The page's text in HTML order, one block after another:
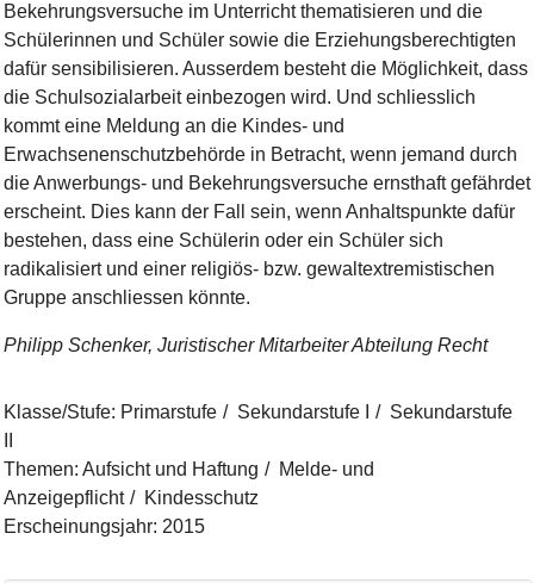
Bekehrungsversuche im Unterricht thematisieren und die
Schülerinnen und Schüler sowie die Erziehungsberechtigten
dafür sensibilisieren. Ausserdem besteht die Möglichkeit, dass
die Schulsozialarbeit einbezogen wird. Und schliesslich
kommt eine Meldung an die Kindes- und
Erwachsenenschutzbehörde in Betracht, wenn jemand durch
die Anwerbungs- und Bekehrungsversuche ernsthaft gefährdet
erscheint. Dies kann der Fall sein, wenn Anhaltspunkte dafür
bestehen, dass eine Schülerin oder ein Schüler sich
radikalisiert und einer religiös- bzw. gewaltextremistischen
Gruppe anschliessen könnte.
Philipp Schenker, Juristischer Mitarbeiter Abteilung Recht
Klasse/Stufe: Primarstufe Sekundarstufe I
Sekundarstufe
Themen: Aufsicht und Haftung
Melde- und
Anzeigepflicht
Kindesschutz
Erscheinungsjahr: 2015